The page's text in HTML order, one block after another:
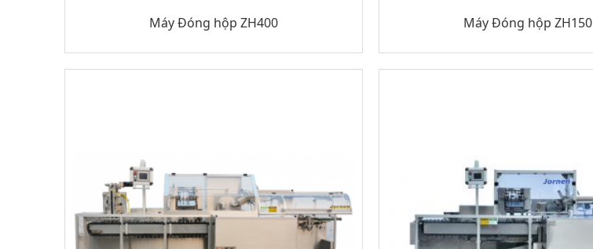
Máy Đóng hộp ZH400 Máy Đóng hộp ZH150